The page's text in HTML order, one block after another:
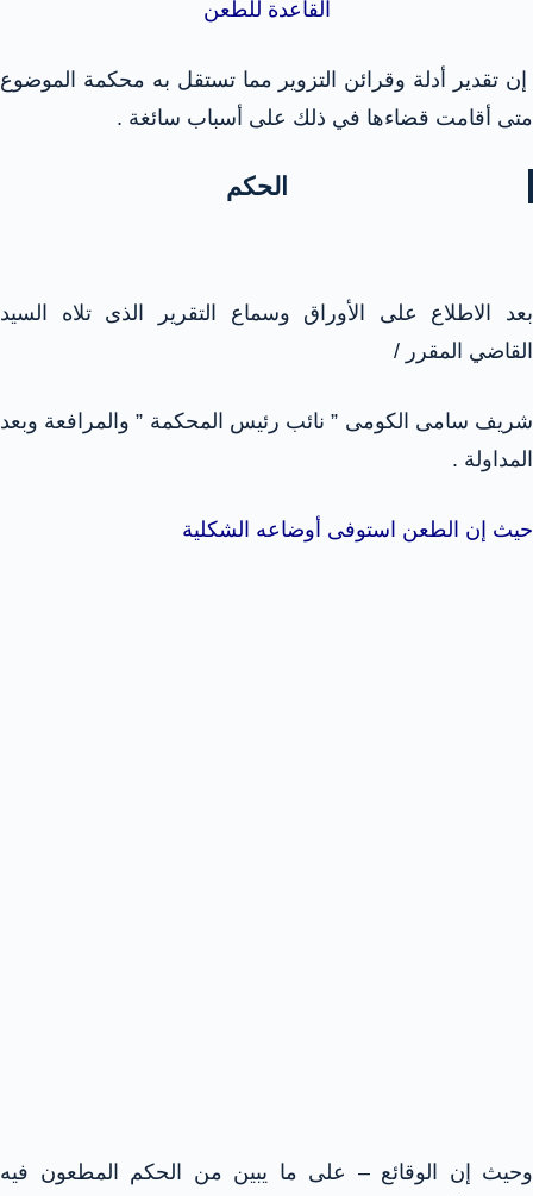
القاعدة للطعن
إن تقدير أدلة وقرائن التزوير مما تستقل به محكمة الموضوع
متى أقامت قضاءها في ذلك على أسباب سائغة .
الحكم
بعد الاطلاع على الأوراق وسماع التقرير الذى تلاه السيد
القاضي المقرر /
شريف سامى الكومى ” نائب رئيس المحكمة ” والمرافعة وبعد
المداولة .
حيث إن الطعن استوفى أوضاعه الشكلية
وحيث إن الوقائع – على ما يبين من الحكم المطعون فيه